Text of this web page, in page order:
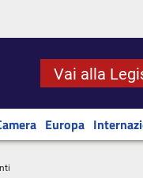
Vai alla
Europa